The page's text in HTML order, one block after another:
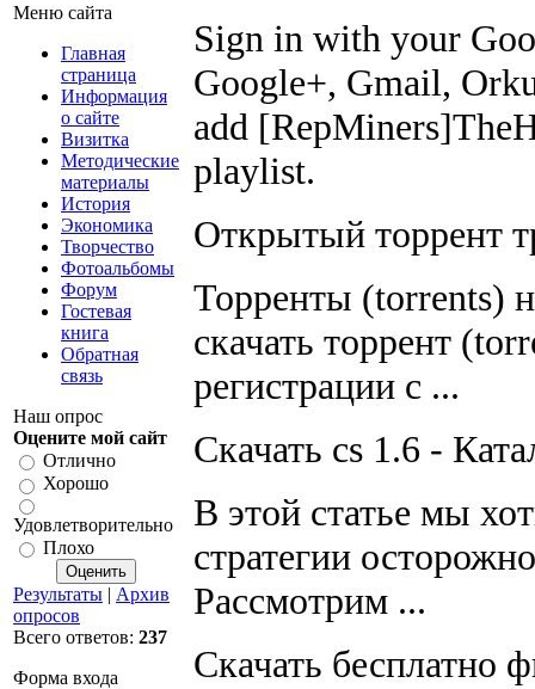
Меню сайта
Главная
страница
Информация
о сайте
Визитка
Методические
материалы
История
Экономика
Творчество
Фотоальбомы
Форум
Гостевая
книга
Обратная
связь
Наш опрос
Оцените мой сайт
Отлично
Хорошо
Удовлетворительно
Плохо
Результаты | Архив
опросов
Всего ответов: 237
Форма входа
Sign in with your
Google+, Gmail,
add
playlist.
Открытый торрент
Торренты (torrents)
скачать торрент
регистрации с ...
Скачать cs 1.6 -
В этой статье мы
стратегии
Рассмотрим ...
Скачать бесплатно